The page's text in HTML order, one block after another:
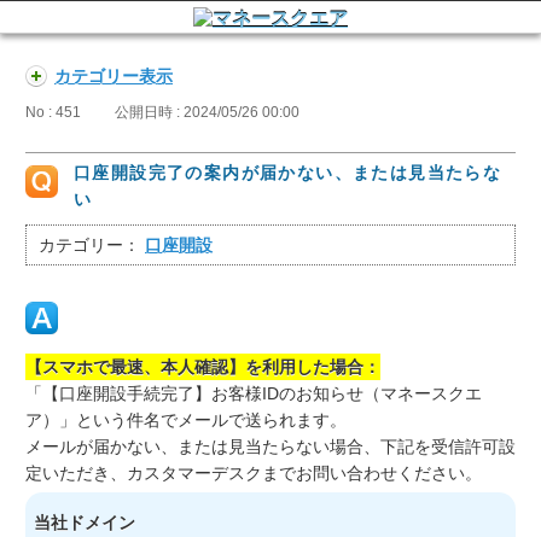
カテゴリー表示
No : 451 公開日時 : 2024/05/26 00:00
口座開設完了の案内が届かない、または見当たらな
い
カテゴリー： 口座開設
【スマホで最速、本人確認】を利用した場合：
「【口座開設手続完了】お客様IDのお知らせ（マネースクエ
ア）」という件名でメールで送られます。
メールが届かない、または見当たらない場合、下記を受信許可設
定いただき、カスタマーデスクまでお問い合わせください。
当社ドメイン